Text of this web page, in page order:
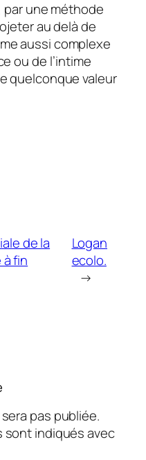
une méthode
au delà de
aussi complexe
ou de l’intime
quelconque valeur
de la
fin
Logan
ecolo.
→
pas publiée.
sont indiqués avec